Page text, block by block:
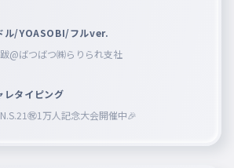
ル/YOASOBI/フルver.
跋@ばつばつ㈱らりられ支社
レタイピング
N.S.21㊗︎1万人記念大会開催中🎉